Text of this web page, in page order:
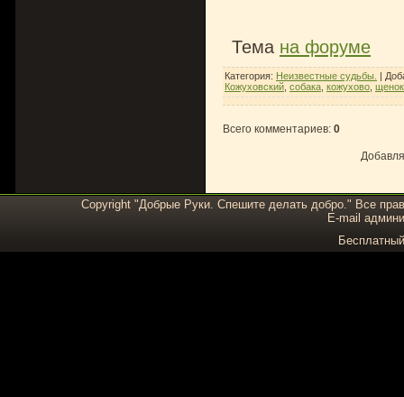
Тема на форуме
Категория: Неизвестные судьбы. |
Кожуховский собака кожухово щенок
Всего комментариев: 0
Copyright "Добрые Руки. Спешите делать добро." Все
E-mail